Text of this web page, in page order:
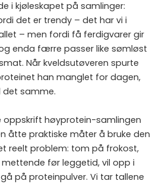
i kjøleskapet på samlinger:
det er trendy – det har vi i
– men fordi få ferdigvarer gir
enda færre passer like sømløst
Når kveldsutøveren spurte
han manglet for dagen,
det samme.
oppskrift høyprotein-samlingen
åtte praktiske måter å bruke den
reelt problem: tom på frokost,
før leggetid, vil opp i
på proteinpulver. Vi tar tallene